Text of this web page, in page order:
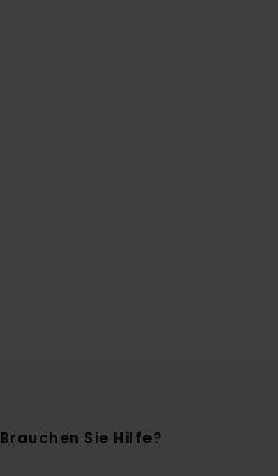
Brauchen Sie Hilfe?